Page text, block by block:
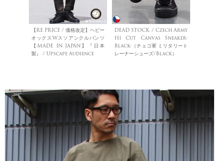
【RE PRICE / 価格改定】ヘビー
オックスWスソアンクルパンツ
【MADE IN JAPAN】『日本
製』 / Upscape Audience
DEAD STOCK / Czech Army
Hi Cut Canvas Sneaker-
Black-（チェコ軍 ミリタリート
レーナーシューズ/Black）